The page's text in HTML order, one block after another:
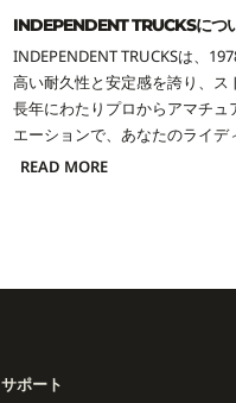
INDEPENDENT TRUCKSにつ
INDEPENDENT TRUCKSは、
高い耐久性と安定感を誇り、ス
長年にわたりプロからアマチ
エーションで、あなたのライデ
READ MORE
サポート